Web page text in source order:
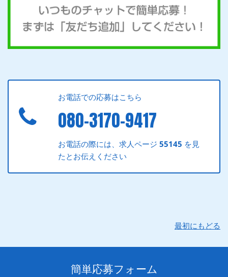
お電話での応募はこちら
080-3170-9417
お電話の際には、求人ページ55145 を見
たとお伝えください
最初にもどる
簡単応募フォーム